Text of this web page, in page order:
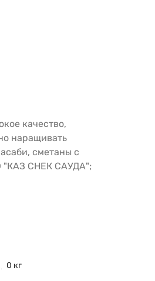
качество,
наращивать
сметаны с
"КАЗ СНЕК САУДА";
0 кг